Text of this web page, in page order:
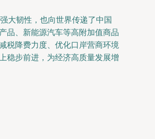
大韧性，也向世界传递了中国
品、新能源汽车等高附加值商品
税降费力度、优化口岸营商环境
稳步前进，为经济高质量发展增